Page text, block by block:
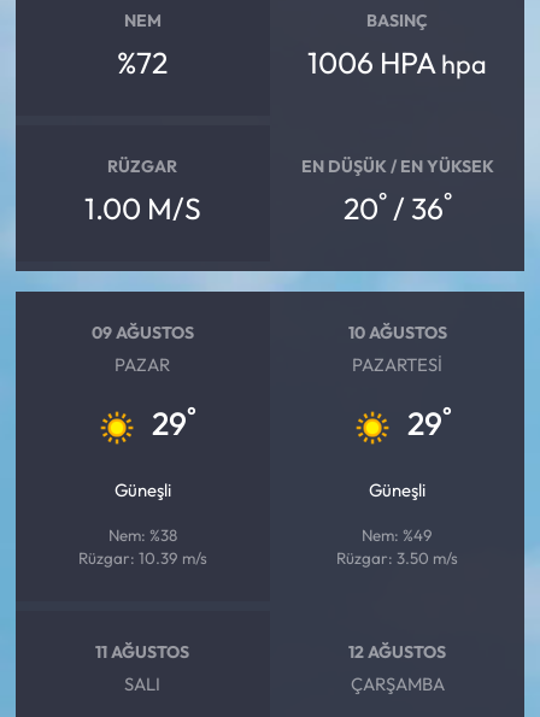
NEM
%72
BASINÇ
1006 HPA hpa
RÜZGAR
1.00 M/S
EN DÜŞÜK / EN YÜKSEK
20°/ 36°
09 AĞUSTOS
PAZAR
29°
Güneşli
Nem: %38
Rüzgar: 10.39 m/s
10 AĞUSTOS
PAZARTESI
29°
Güneşli
Nem: %49
Rüzgar: 3.50 m/s
11 AĞUSTOS
SALI
12 AĞUSTOS
ÇARŞAMBA